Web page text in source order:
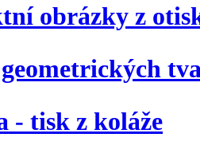
obrázky z
- tisk z koláže